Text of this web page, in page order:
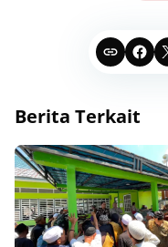
Berita Terkait